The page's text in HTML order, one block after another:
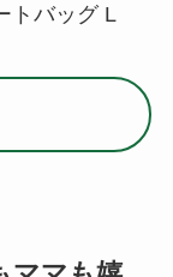
トバッグ L